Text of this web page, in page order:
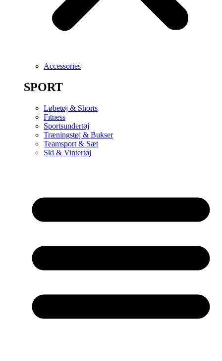
Accessories
SPORT
Løbetøj & Shorts
Fitness
Sportsundertøj
Træningstøj & Bukser
Teamsport & Sæt
Ski & Vintertøj